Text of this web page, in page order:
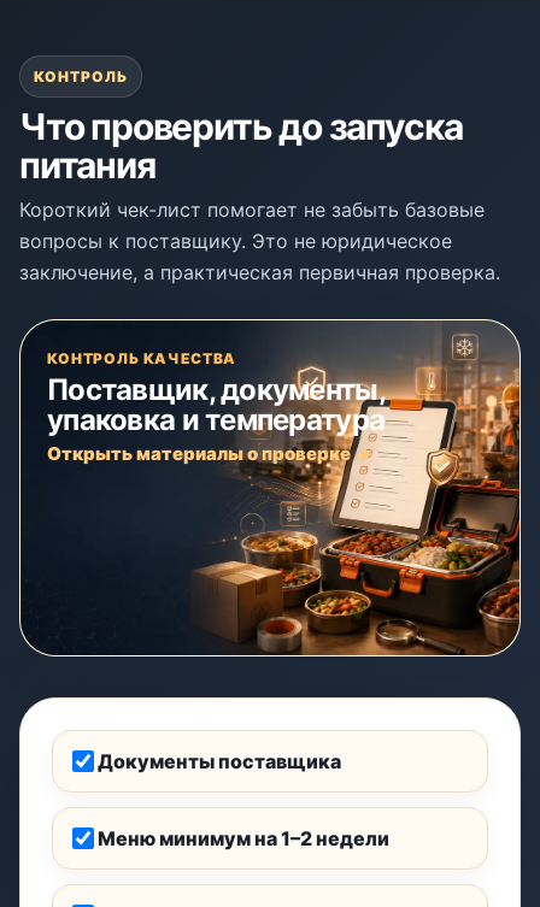
КОНТРОЛЬ
Что проверить до запуска
питания
Короткий чек-лист помогает не забыть базовые
вопросы к поставщику. Это не юридическое
заключение, а практическая первичная проверка.
КОНТРОЛЬ КАЧЕСТВА
Поставщик, документы,
упаковка и температура
Открыть материалы о проверке →
Документы поставщика
Меню минимум на 1–2 недели